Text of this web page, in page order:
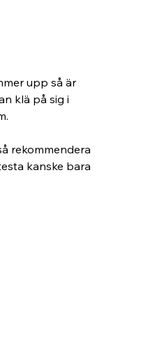
upp så är
klä på sig i
rekommendera
kanske bara